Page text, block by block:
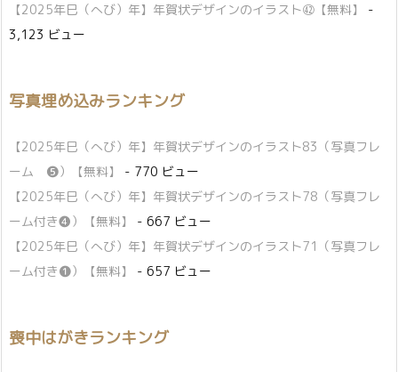
【2025年巳（へび）年】年賀状デザインのイラスト㊷【無料】
-
3,123 ビュー
写真埋め込みランキング
【2025年巳（へび）年】年賀状デザインのイラスト83（写真フレ
ーム ❺）【無料】
- 770 ビュー
【2025年巳（へび）年】年賀状デザインのイラスト78（写真フレ
ーム付き❹）【無料】
- 667 ビュー
【2025年巳（へび）年】年賀状デザインのイラスト71（写真フレ
ーム付き❶）【無料】
- 657 ビュー
喪中はがきランキング